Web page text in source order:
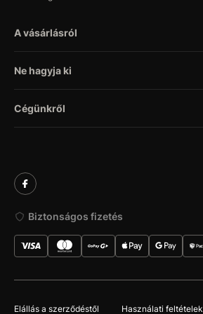
A vásárlásról
Ne hagyja ki
Cégünkről
Biztonságos fizetés
Elállás a szerződéstől Használati feltételek